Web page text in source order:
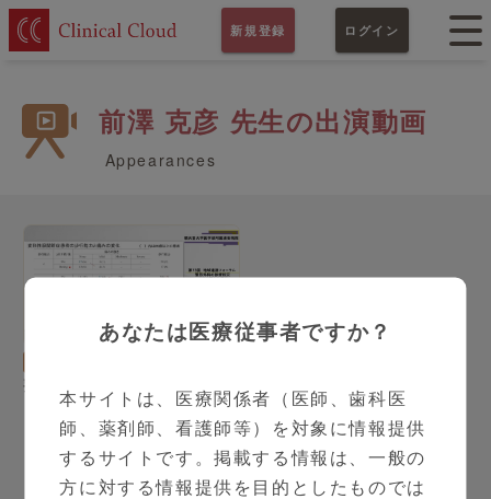
新規登録 ログイン
前澤 克彦 先生の出演動画
Appearances
17:29
整形外科の診療状況 ～コ
ロナ禍から現在～
あなたは医療従事者ですか？
本サイトは、医療関係者（医師、歯科医
師、薬剤師、看護師等）を対象に情報提供
するサイトです。掲載する情報は、一般の
方に対する情報提供を目的としたものでは